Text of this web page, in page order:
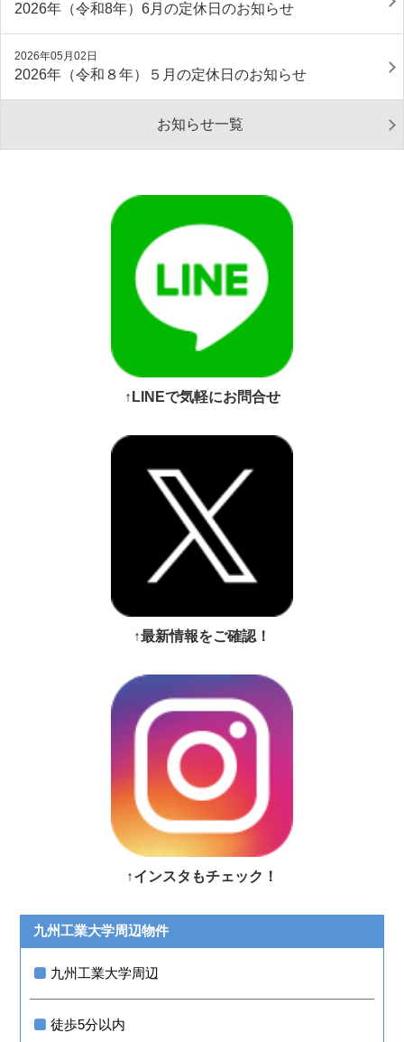
2026年（令和8年）6月の定休日のお知らせ
2026年05月02日
2026年（令和８年）５月の定休日のお知らせ
お知らせ一覧
↑LINEで気軽にお問合せ
↑最新情報をご確認！
↑インスタもチェック！
九州工業大学周辺物件
九州工業大学周辺
徒歩5分以内